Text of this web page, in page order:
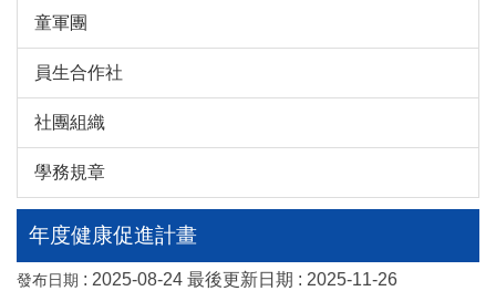
童軍團
員生合作社
社團組織
學務規章
年度健康促進計畫
發布日期 : 2025-08-24 最後更新日期 : 2025-11-26